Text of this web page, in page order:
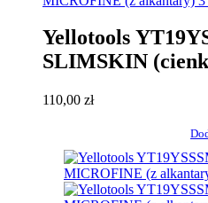
Yellotools
SLIMSKIN
110,00 zł